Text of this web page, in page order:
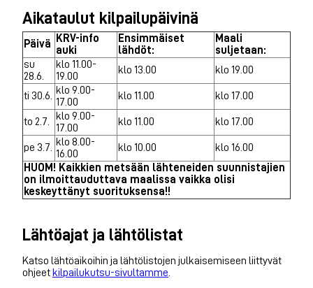
Aikataulut kilpailupäivinä
Päivä
KRV-info
auki
Ensimmäiset
lähdöt:
Maali
suljetaan:
su
28.6.
klo 11.00-
19.00
klo 13.00 klo 19.00
ti 30.6. klo 9.00-
17.00
klo 11.00 klo 17.00
to 2.7.
klo 9.00-
17.00
klo 11.00 klo 17.00
pe 3.7. klo 8.00-
16.00
klo 10.00
klo 16.00
HUOM! Kaikkien metsään lähteneiden suunnistajien
on ilmoittauduttava maalissa vaikka olisi
keskeyttänyt suorituksensa!!
Lähtöajat ja lähtölistat
Katso lähtöaikoihin ja lähtölistojen julkaisemiseen liittyvät
ohjeet kilpailukutsu-sivultamme.